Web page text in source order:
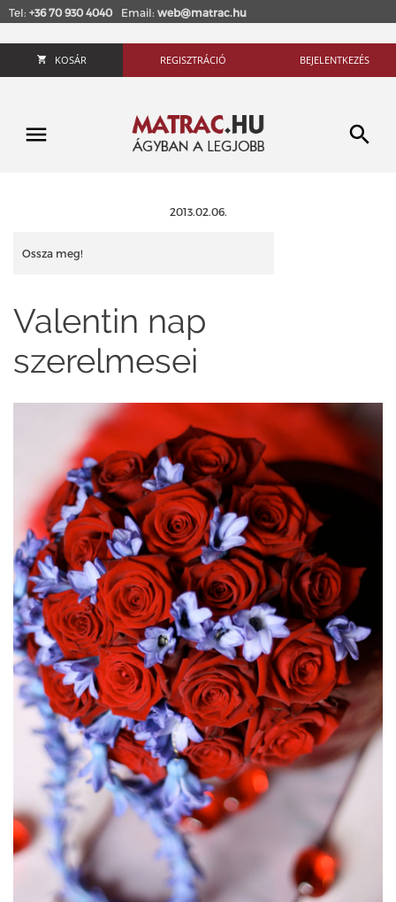
Tel: +36 70 930 4040 Email: web@matrac.hu
KOSÁR REGISZTRÁCIÓ BEJELENTKEZÉS
2013.02.06.
Ossza meg!
Valentin nap
szerelmesei